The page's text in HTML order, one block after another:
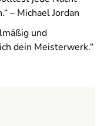
– Michael Jordan
und
dein Meisterwerk.“